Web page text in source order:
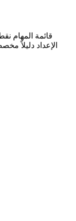
قائمة المهام
الإعداد دليلاً